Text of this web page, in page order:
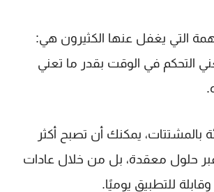
التي يغفل عنها الكثيرون هي:
التحكم في الوقت بقدر ما تعني
بالمشتتات، يمكنك أن تصبح أكثر
حلول معقدة، بل من خلال عادات
للتطبيق يوميًا.